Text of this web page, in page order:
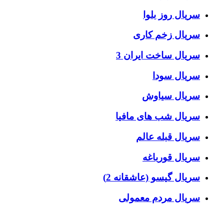
سریال روز بلوا
سریال زخم کاری
سریال ساخت ایران 3
سریال سودا
سریال سیاوش
سریال شب های مافیا
سریال قبله عالم
سریال قورباغه
سریال گیسو (عاشقانه 2)
سریال مردم معمولی